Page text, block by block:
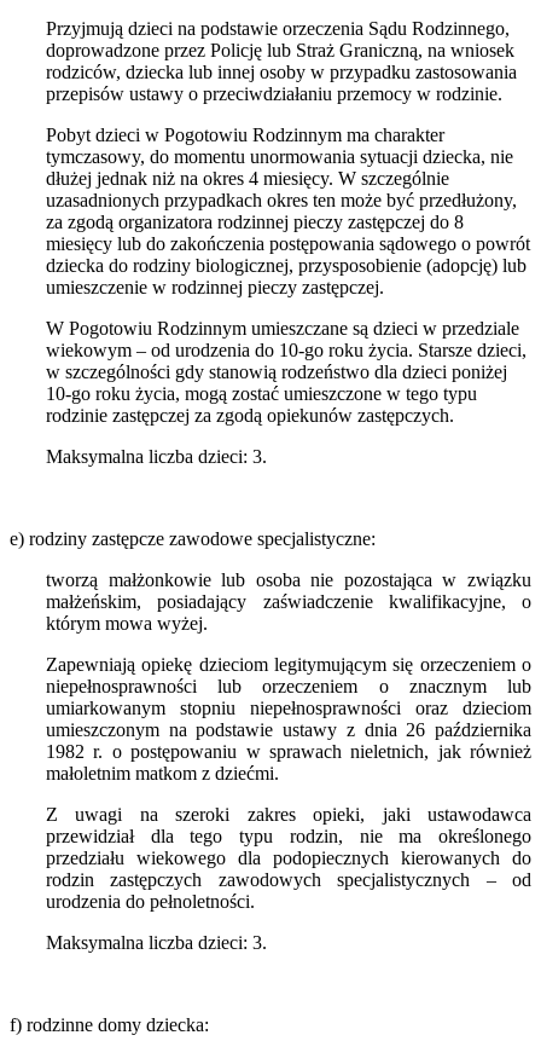
Przyjmują dzieci na podstawie orzeczenia Sądu Rodzinnego,
doprowadzone przez Policję lub Straż Graniczną, na wniosek
rodziców, dziecka lub innej osoby w przypadku zastosowania
przepisów ustawy o przeciwdziałaniu przemocy w rodzinie.
Pobyt dzieci w Pogotowiu Rodzinnym ma charakter
tymczasowy, do momentu unormowania sytuacji dziecka, nie
dłużej jednak niż na okres 4 miesięcy. W szczególnie
uzasadnionych przypadkach okres ten może być przedłużony,
za zgodą organizatora rodzinnej pieczy zastępczej do 8
miesięcy lub do zakończenia postępowania sądowego o powrót
dziecka do rodziny biologicznej, przysposobienie (adopcję) lub
umieszczenie w rodzinnej pieczy zastępczej.
W Pogotowiu Rodzinnym umieszczane są dzieci w przedziale
wiekowym – od urodzenia do 10-go roku życia. Starsze dzieci,
w szczególności gdy stanowią rodzeństwo dla dzieci poniżej
10-go roku życia, mogą zostać umieszczone w tego typu
rodzinie zastępczej za zgodą opiekunów zastępczych.
Maksymalna liczba dzieci: 3.
e) rodziny zastępcze zawodowe specjalistyczne:
tworzą małżonkowie lub osoba nie pozostająca w związku
małżeńskim, posiadający zaświadczenie kwalifikacyjne, o
którym mowa wyżej.
Zapewniają opiekę dzieciom legitymującym się orzeczeniem o
niepełnosprawności lub orzeczeniem o znacznym lub
umiarkowanym stopniu niepełnosprawności oraz dzieciom
umieszczonym na podstawie ustawy z dnia 26 października
1982 r. o postępowaniu w sprawach nieletnich, jak również
małoletnim matkom z dziećmi.
Z uwagi na szeroki zakres opieki, jaki ustawodawca
przewidział dla tego typu rodzin, nie ma określonego
przedziału wiekowego dla podopiecznych kierowanych do
rodzin zastępczych zawodowych specjalistycznych – od
urodzenia do pełnoletności.
Maksymalna liczba dzieci: 3.
f) rodzinne domy dziecka: